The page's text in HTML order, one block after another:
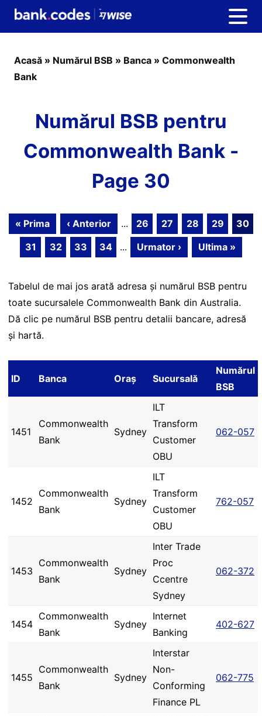
Acasă » Numărul BSB » Banca » Commonwealth
Bank
Numărul BSB pentru
Commonwealth Bank -
Page 30
« Prima ‹ Anterior ... 26 27 28 29
30
31
32 33 34 ... Urmator › Ultima »
Tabelul de mai jos arată adresa și numărul BSB pentru
toate sucursalele Commonwealth Bank din Australia.
Dă clic pe numărul BSB pentru detalii bancare, adresă
și hartă.
ID Banca Oraș Sucursală
Numărul
BSB
1451
Commonwealth
Bank
Sydney
ILT
Transform
Customer
OBU
062-057
1452
Commonwealth
Bank
Sydney
ILT
Transform
Customer
OBU
762-057
1453
Commonwealth
Bank
Sydney
Inter Trade
Proc
Ccentre
Sydney
062-372
1454
Commonwealth
Bank
Sydney
Internet
Banking
402-627
1455
Commonwealth
Bank
Sydney
Interstar
Non-
Conforming
Finance PL
062-775